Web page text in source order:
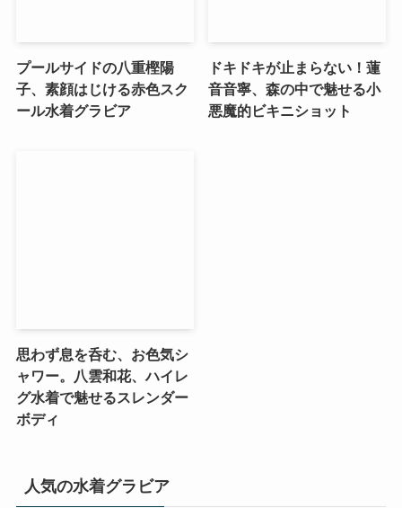
プールサイドの八重樫陽
子、素顔はじける赤色スク
ール水着グラビア
ドキドキが止まらない！蓮
音音寧、森の中で魅せる小
悪魔的ビキニショット
思わず息を呑む、お色気シ
ャワー。八雲和花、ハイレ
グ水着で魅せるスレンダー
ボディ
人気の水着グラビア